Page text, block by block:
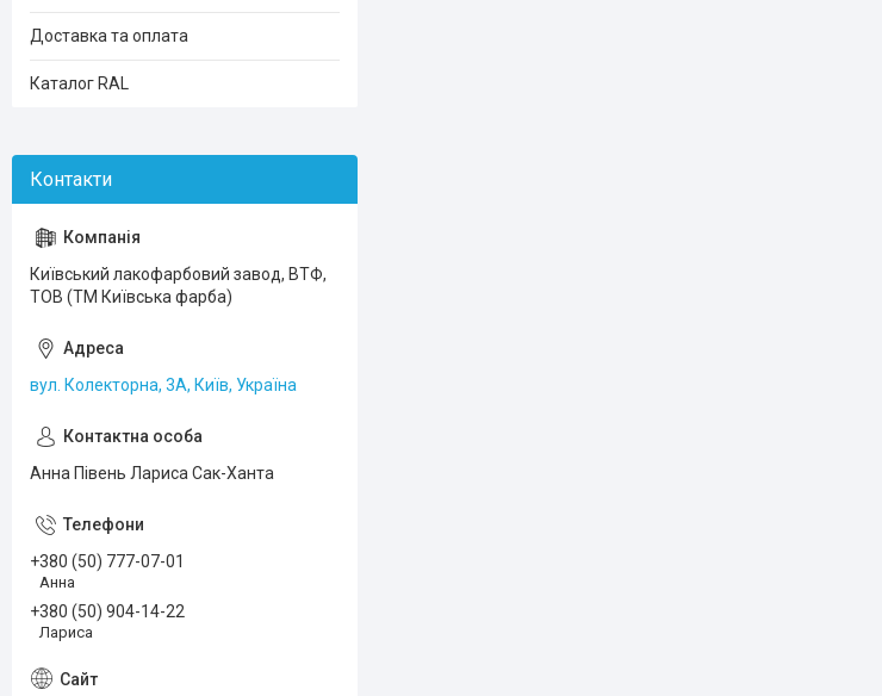
Доставка та оплата
Каталог RAL
Київський лакофарбовий завод, ВТФ,
ТОВ (ТМ Київська фарба)
вул. Колекторна, 3А, Київ, Україна
Анна Півень Лариса Сак-Ханта
+380 (50) 777-07-01
Анна
+380 (50) 904-14-22
Лариса